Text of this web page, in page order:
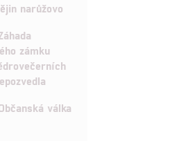
narůžovo
zámku
válka